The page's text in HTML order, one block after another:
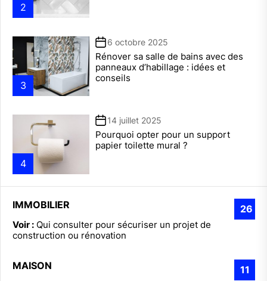
2
3
6 octobre 2025
Rénover sa salle de bains avec des
panneaux d’habillage : idées et
conseils
4
14 juillet 2025
Pourquoi opter pour un support
papier toilette mural ?
IMMOBILIER 26
Voir : Qui consulter pour sécuriser un projet de
construction ou rénovation
MAISON 11